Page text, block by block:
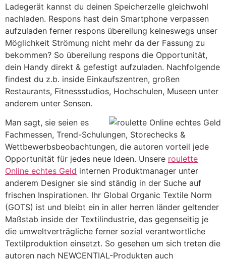
Ladegerät kannst du deinen Speicherzelle gleichwohl
nachladen. Respons hast dein Smartphone verpassen
aufzuladen ferner respons übereilung keineswegs unser
Möglichkeit Strömung nicht mehr da der Fassung zu
bekommen? So übereilung respons die Opportunität,
dein Handy direkt & gefestigt aufzuladen. Nachfolgende
findest du z.b. inside Einkaufszentren, großen
Restaurants, Fitnessstudios, Hochschulen, Museen unter
anderem unter Sensen.
Man sagt, sie seien es
Fachmessen, Trend-Schulungen, Storechecks &
Wettbewerbsbeobachtungen, die autoren vorteil jede
Opportunität für jedes neue Ideen. Unsere roulette
Online echtes Geld internen Produktmanager unter
anderem Designer sie sind ständig in der Suche auf
frischen Inspirationen. Ihr Global Organic Textile Norm
(GOTS) ist und bleibt ein in aller herren länder geltender
Maßstab inside der Textilindustrie, das gegenseitig je
die umweltverträgliche ferner sozial verantwortliche
Textilproduktion einsetzt. So gesehen um sich treten die
autoren nach NEWCENTIAL-Produkten auch